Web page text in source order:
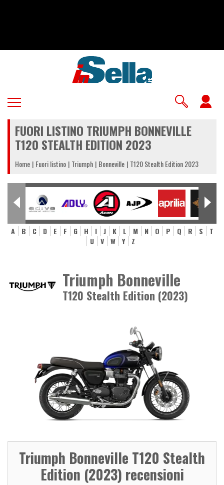
FUORI LISTINO TRIUMPH BONNEVILLE
T120 STEALTH EDITION 2023
Home Fuori listino Triumph Bonneville T120 Stealth Edition 2023
A B C D E F G H I J K L M N O P Q R S
T
U
V W Y Z
Triumph Bonneville
T120 Stealth Edition (2023)
Triumph Bonneville T120 Stealth
Edition (2023) recensioni